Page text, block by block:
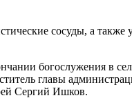
сосуды, а
богослужения в
главы
Сергий Ишков.